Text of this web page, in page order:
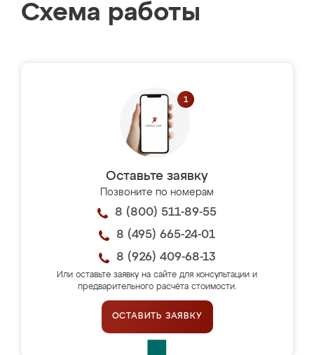
Схема работы
Оставьте заявку
Позвоните по номерам
8 (800) 511-89-55
8 (495) 665-24-01
8 (926) 409-68-13
Или оставьте заявку на сайте для консультации и
предварительного расчёта стоимости.
ОСТАВИТЬ ЗАЯВКУ